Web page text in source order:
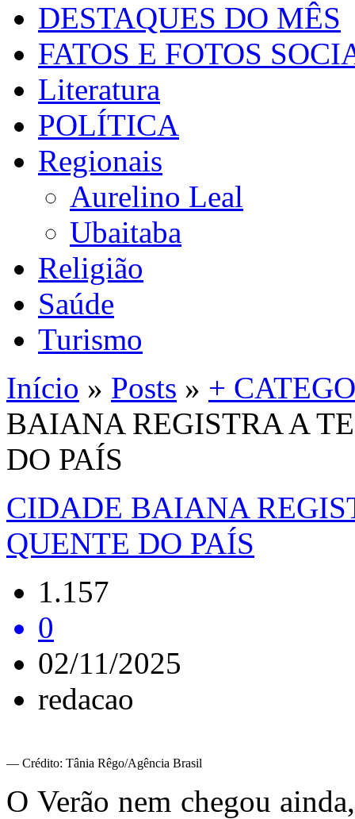
DESTAQUES DO MÊS
FATOS E FOTOS
Literatura
POLÍTICA
Regionais
Aurelino Leal
Ubaitaba
Religião
Saúde
Turismo
Início » Posts » +
BAIANA REGISTRA A
DO PAÍS
CIDADE BAIANA
QUENTE DO PAÍS
1.157
0
02/11/2025
redacao
— Crédito: Tânia Rêgo/Agência Brasil
O Verão nem chegou